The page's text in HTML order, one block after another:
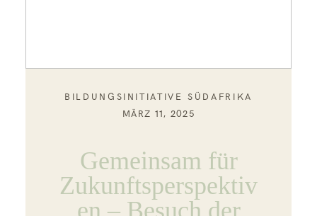
BILDUNGSINITIATIVE SÜDAFRIKA
MÄRZ 11, 2025
Gemeinsam für
Zukunftsperspektiv
en – Besuch der